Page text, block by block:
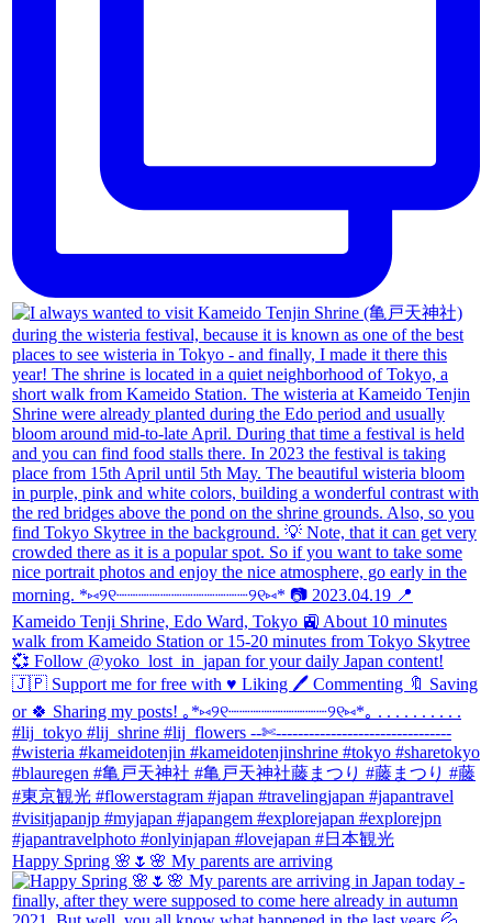
Happy Spring 🌸🌷🌸 My parents are arriving